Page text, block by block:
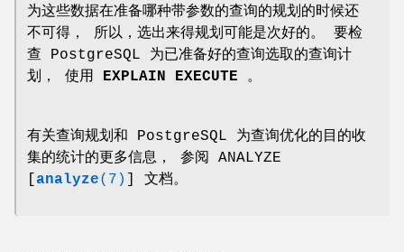
为这些数据在准备哪种带参数的查询的规划的时候还
不可得， 所以，选出来得规划可能是次好的。 要检
查 PostgreSQL 为已准备好的查询选取的查询计
划， 使用 EXPLAIN EXECUTE 。
有关查询规划和 PostgreSQL 为查询优化的目的收
集的统计的更多信息， 参阅 ANALYZE
analyze(7) ] 文档。